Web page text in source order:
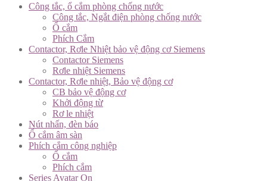
Công tắc, ổ cắm phòng chống nước
Công tắc, Ngắt điện phòng chống nước
Ổ cắm
Phích Cắm
Contactor, Rơle Nhiệt bảo vệ động cơ Siemens
Contactor Siemens
Rơle nhiệt Siemens
Contactor, Rơle nhiệt, Bảo vệ động cơ
CB bảo vệ động cơ
Khởi động từ
Rơ le nhiệt
Nút nhấn, đèn báo
Ổ cắm âm sàn
Phích cắm công nghiệp
Ổ cắm
Phích cắm
Series Avatar On